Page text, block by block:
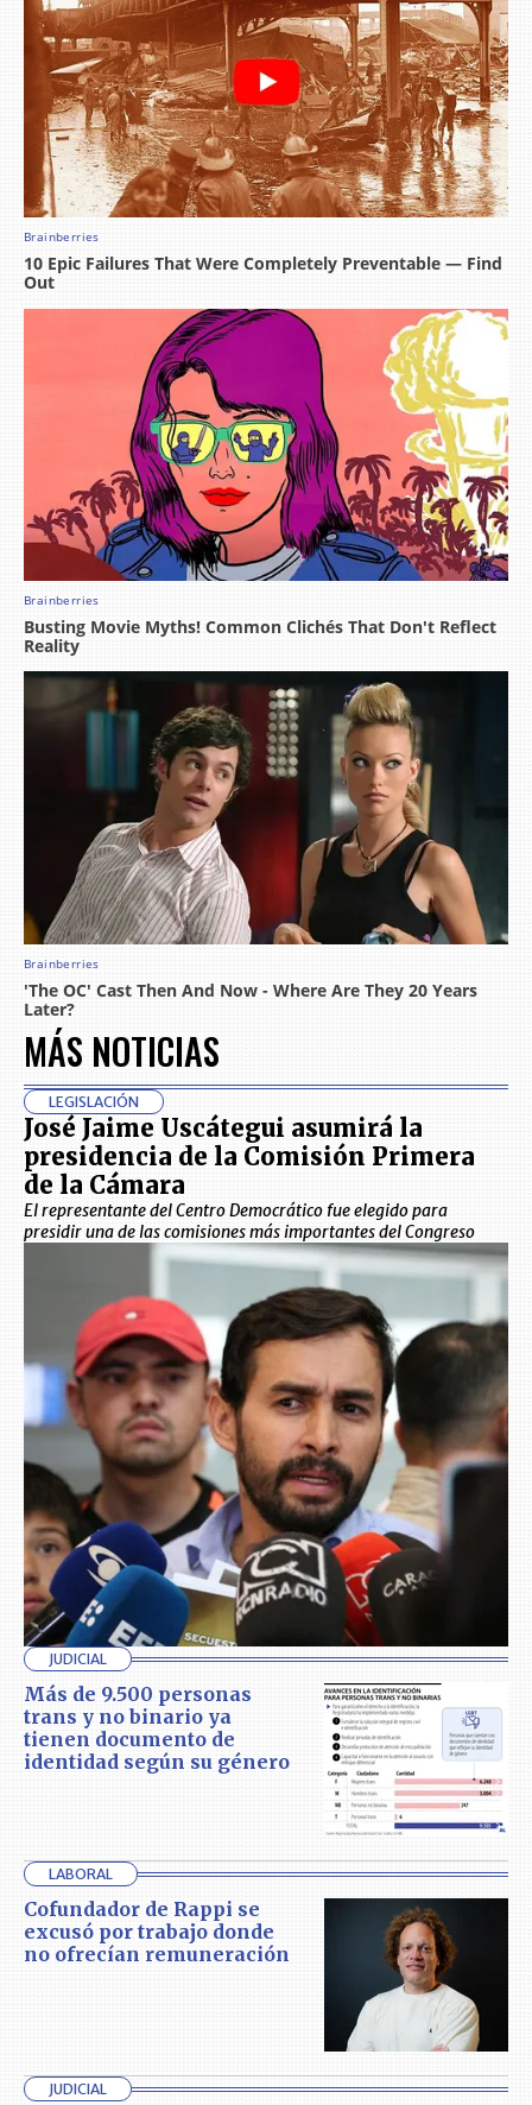
MÁS NOTICIAS
LEGISLACIÓN
José Jaime Uscátegui asumirá la
presidencia de la Comisión Primera
de la Cámara
El representante del Centro Democrático fue elegido para
presidir una de las comisiones más importantes del Congreso
JUDICIAL
Más de 9.500 personas
trans y no binario ya
tienen documento de
identidad según su género
LABORAL
Cofundador de Rappi se
excusó por trabajo donde
no ofrecían remuneración
JUDICIAL